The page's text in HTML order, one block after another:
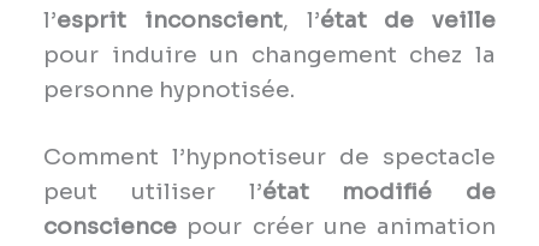
l’esprit inconscient, l’état de veille
pour induire un changement chez la
personne hypnotisée.
Comment l’hypnotiseur de spectacle
peut utiliser l’état modifié de
conscience pour créer une animation